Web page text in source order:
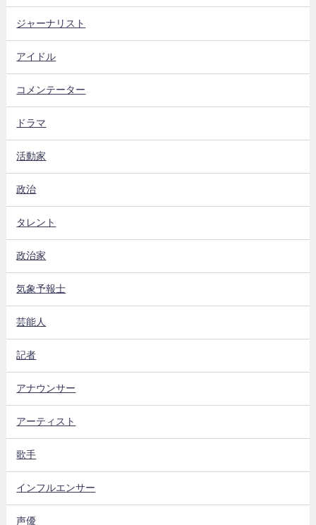
ジャーナリスト
アイドル
コメンテーター
ドラマ
活動家
政治
タレント
政治家
気象予報士
芸能人
記者
アナウンサー
アーティスト
歌手
インフルエンサー
声優